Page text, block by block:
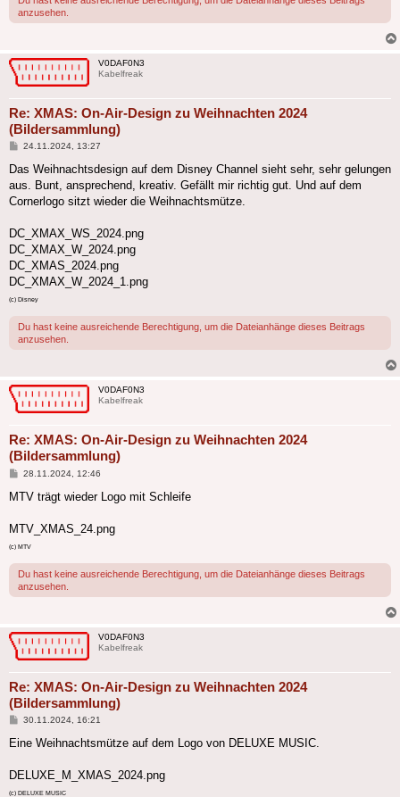
anzusehen.
V0DAF0N3
Kabelfreak
Re: XMAS: On-Air-Design zu Weihnachten 2024
(Bildersammlung)
Beitrag
24.11.2024, 13:27
Das Weihnachtsdesign auf dem Disney Channel sieht sehr, sehr gelungen
aus. Bunt, ansprechend, kreativ. Gefällt mir richtig gut. Und auf dem
Cornerlogo sitzt wieder die Weihnachtsmütze.
DC_XMAX_WS_2024.png
DC_XMAX_W_2024.png
DC_XMAS_2024.png
DC_XMAX_W_2024_1.png
(c) Disney
Du hast keine ausreichende Berechtigung, um die Dateianhänge dieses Beitrags
anzusehen.
V0DAF0N3
Kabelfreak
Re: XMAS: On-Air-Design zu Weihnachten 2024
(Bildersammlung)
Beitrag
28.11.2024, 12:46
MTV trägt wieder Logo mit Schleife
MTV_XMAS_24.png
(c) MTV
Du hast keine ausreichende Berechtigung, um die Dateianhänge dieses Beitrags
anzusehen.
V0DAF0N3
Kabelfreak
Re: XMAS: On-Air-Design zu Weihnachten 2024
(Bildersammlung)
Beitrag
30.11.2024, 16:21
Eine Weihnachtsmütze auf dem Logo von DELUXE MUSIC.
DELUXE_M_XMAS_2024.png
(c) DELUXE MUSIC